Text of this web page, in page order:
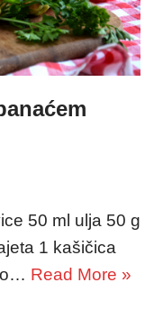
50 ml ulja 50 g
1 kašičica
Read More »